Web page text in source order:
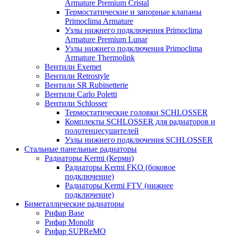
Armature Premium Cristal
Термостатические и запорные клапаны
Primoclima Armature
Узлы нижнего подключения Primoclima
Armature Premium Lunar
Узлы нижнего подключения Primoclima
Armature Thermolink
Вентили Exemet
Вентили Retrostyle
Вентили SR Rubinetterie
Вентили Carlo Poletti
Вентили Schlosser
Термостатические головки SCHLOSSER
Комплекты SCHLOSSER для радиаторов и
полотенцесушителей
Узлы нижнего подключения SCHLOSSER
Стальные панельные радиаторы
Радиаторы Kermi (Керми)
Радиаторы Kermi FKO (боковое
подключение)
Радиаторы Kermi FTV (нижнее
подключение)
Биметаллические радиаторы
Рифар Base
Рифар Monolit
Рифар SUPReMO